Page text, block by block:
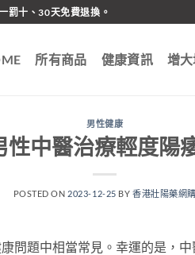
罰十、30天免費退換。
所有商品 健康資訊 增
男性健康
性中醫治療輕度陽
POSTED ON 2023-12-25 BY香港壯陽藥網購
問題中相當常見。幸運的是，